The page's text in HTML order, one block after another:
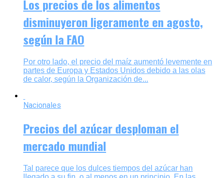
Los precios de los alimentos
disminuyeron ligeramente en agosto,
según la FAO
Por otro lado, el precio del maíz aumentó levemente en
partes de Europa y Estados Unidos debido a las olas
de calor, según la Organización de...
Nacionales
Precios del azúcar desploman el
mercado mundial
Tal parece que los dulces tiempos del azúcar han